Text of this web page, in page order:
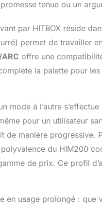
tenue ou un
par HITBOX réside
permet de travailler
offre une
la palette pour
mode à l’autre
pour un utilisateur
de manière
du HIM200
de prix. Ce profil
en usage prolongé : que